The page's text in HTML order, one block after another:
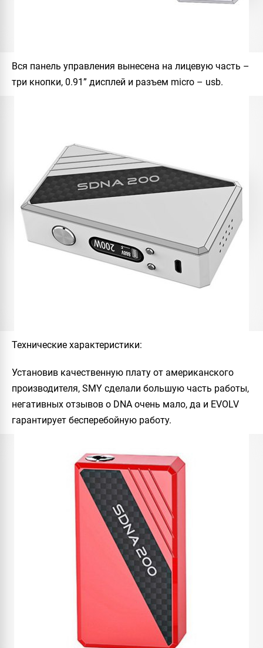
Вся панель управления вынесена на лицевую часть –
три кнопки, 0.91” дисплей и разъем micro – usb.
Технические характеристики:
Установив качественную плату от американского
производителя, SMY сделали большую часть работы,
негативных отзывов о DNA очень мало, да и EVOLV
гарантирует бесперебойную работу.